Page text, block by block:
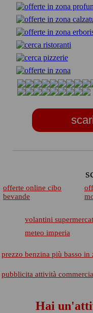
offerte online cibo
bevande
volantini
meteo imperia
prezzo benzina più basso in
pubblicita attività
Hai